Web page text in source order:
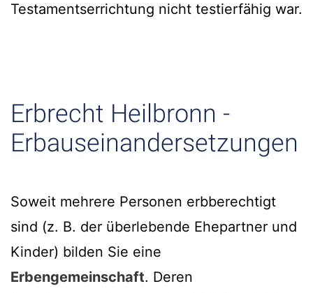
Testamentserrichtung nicht testierfähig war.
Erbrecht Heilbronn -
Erbauseinandersetzungen
Soweit mehrere Personen erbberechtigt
sind (z. B. der überlebende Ehepartner und
Kinder) bilden Sie eine
Erbengemeinschaft. Deren